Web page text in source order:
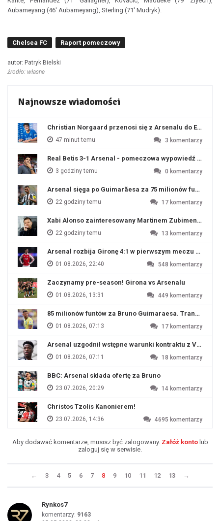
Aubameyang (46' Aubameyang), Sterling (71' Mudryk).
Chelsea FC Raport pomeczowy
autor: Patryk Bielski
źrodło: własne
Najnowsze wiadomości
Christian Norgaard przenosi się z Arsenalu do
47 minut temu 3 komentarzy
Real Betis 3-1 Arsenal - pomeczowa wypowiedź Artety
3 godziny temu 0 komentarzy
Arsenal sięga po Guimarãesa za 75 milionów funtów
22 godziny temu 17 komentarzy
Xabi Alonso zainteresowany Martinem Zubimendim
22 godziny temu 13 komentarzy
Arsenal rozbija Gironę 4:1 w pierwszym meczu
01.08.2026, 22:40 548 komentarzy
Zaczynamy pre-season! Girona vs Arsenalu
01.08.2026, 13:31 449 komentarzy
85 milionów funtów za Bruno Guimaraesa. Transfer
01.08.2026, 07:13 17 komentarzy
Arsenal uzgodnił wstępne warunki kontraktu z
01.08.2026, 07:11 18 komentarzy
BBC: Arsenal składa ofertę za Bruno
23.07.2026, 20:29 14 komentarzy
Christos Tzolis Kanonierem!
23.07.2026, 14:36 4695 komentarzy
Aby dodawać komentarze, musisz być zalogowany. Załóż kontolub
zaloguj się w serwisie.
← 3 4 5 6 7 8 9 10 11 12 13 →
Rynkos7
komentarzy: 9163